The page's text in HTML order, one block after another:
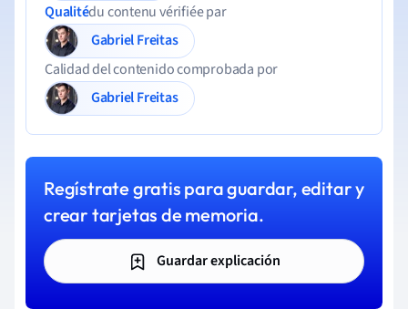
Qualitédu contenu vérifiée par
Gabriel Freitas
Calidad del contenido comprobada por
Gabriel Freitas
Regístrate gratis para guardar, editar y
crear tarjetas de memoria.
Guardar explicación